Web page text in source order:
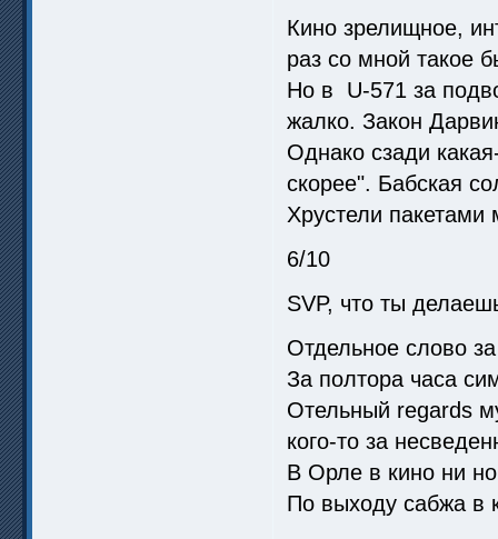
Кино зрелищное,
раз со мной такое
Но в U-571 за
жалко. Закон
Однако сзади
скорее". Бабская
Хрустели пакетами
6/10
SVP, что ты
Отдельное слово
За полтора часа
Отельный regards
кого-то за
В Орле в кино ни
По выходу сабжа в